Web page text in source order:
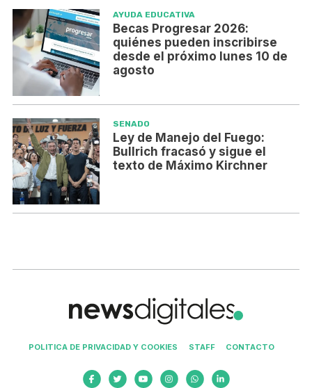
AYUDA EDUCATIVA
Becas Progresar 2026:
quiénes pueden inscribirse
desde el próximo lunes 10 de
agosto
SENADO
Ley de Manejo del Fuego:
Bullrich fracasó y sigue el
texto de Máximo Kirchner
POLITICA DE PRIVACIDAD Y COOKIES STAFF CONTACTO